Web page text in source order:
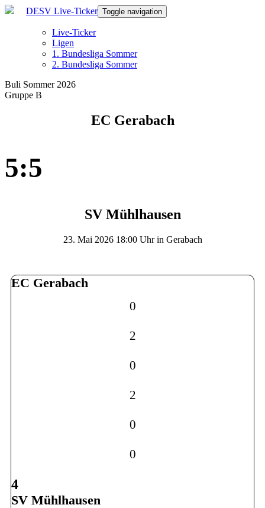
DESV Live-Ticker Toggle navigation
Live-Ticker
Ligen
1. Bundesliga Sommer
2. Bundesliga Sommer
Buli Sommer 2026
Gruppe B
EC Gerabach
5:5
SV Mühlhausen
23. Mai 2026 18:00 Uhr in Gerabach
EC Gerabach
0
2
0
2
0
0
4
SV Mühlhausen